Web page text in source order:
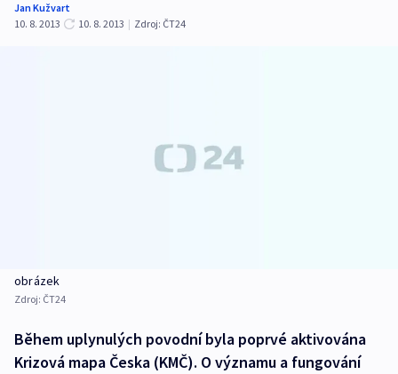
Jan Kužvart
10. 8. 2013
10. 8. 2013 | Zdroj: ČT24
obrázek
Zdroj: ČT24
Během uplynulých povodní byla poprvé aktivována
Krizová mapa Česka (KMČ). O významu a fungování